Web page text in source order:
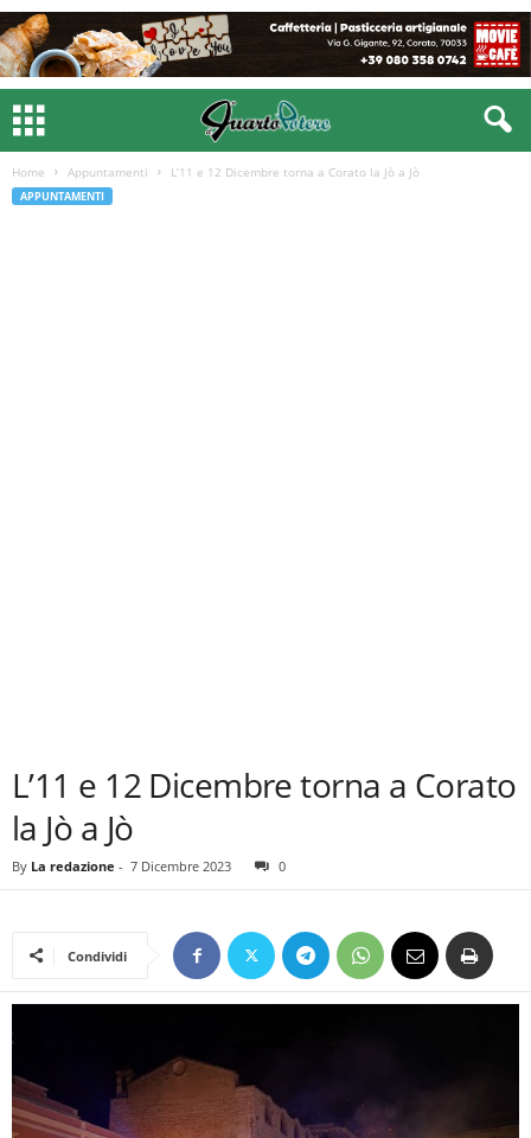
Home Appuntamenti L’11 e 12 Dicembre torna a Corato la Jò a Jò
APPUNTAMENTI
L’11 e 12 Dicembre torna a Corato
la Jò a Jò
By La redazione - 7 Dicembre 2023 0
Condividi